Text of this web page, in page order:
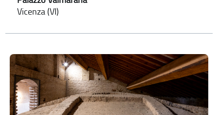
Vicenza (VI)